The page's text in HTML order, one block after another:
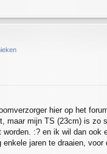
hier op het
maar mijn TS (23cm) is zo
worden. :? en ik wil dan ook
enkele jaren te draaien,